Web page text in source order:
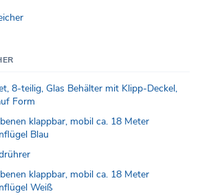
8-teilig, Glas Behälter mit Klipp-Deckel,
Form
klappbar, mobil ca. 18 Meter
Blau
klappbar, mobil ca. 18 Meter
Weiß